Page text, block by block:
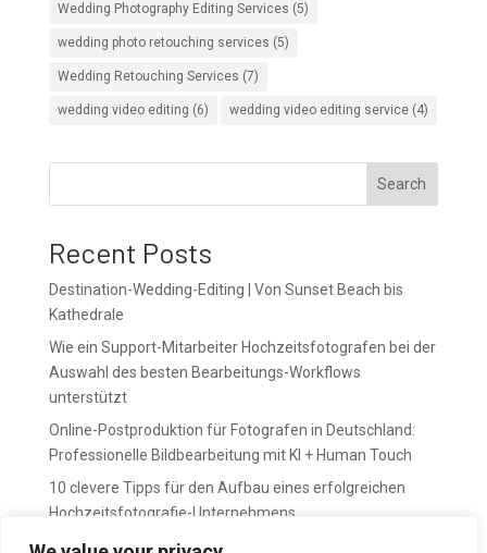
Wedding Photography Editing Services (5)
wedding photo retouching services (5)
Wedding Retouching Services (7)
wedding video editing (6) wedding video editing service(4)
Search
Recent Posts
Destination-Wedding-Editing | Von Sunset Beach bis
Kathedrale
Wie ein Support-Mitarbeiter Hochzeitsfotografen bei der
Auswahl des besten Bearbeitungs-Workflows
unterstützt
Online-Postproduktion für Fotografen in Deutschland:
Professionelle Bildbearbeitung mit KI + Human Touch
10 clevere Tipps für den Aufbau eines erfolgreichen
Hochzeitsfotografie-Unternehmens
April bedeutet Vorbereitung. Mai bedeutet Druck.